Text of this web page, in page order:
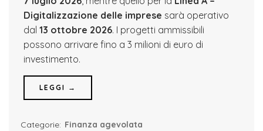
Digitalizzazione delle imprese sarà operativo
dal 13 ottobre 2026. I progetti ammissibili
possono arrivare fino a 3 milioni di euro di
investimento.
LEGGI →
Categorie: Finanza agevolata